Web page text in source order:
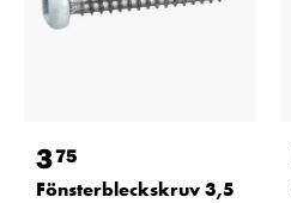
375
Fönsterbleckskruv 3,5